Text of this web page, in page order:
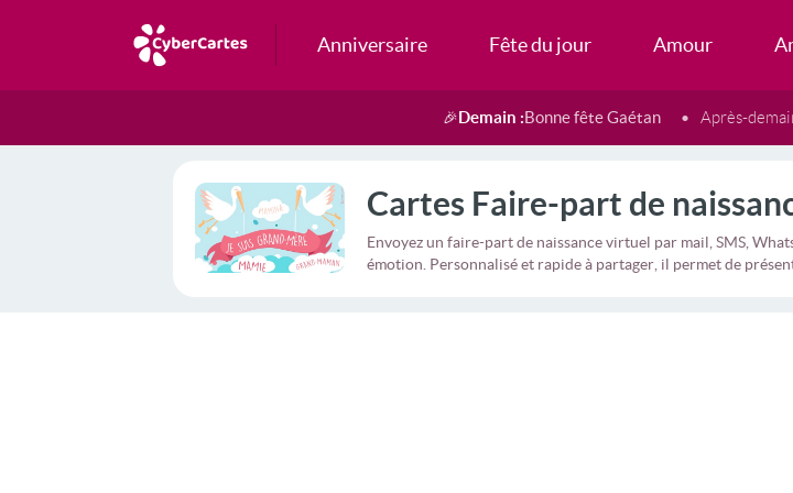
Anniversaire Fête du jour Amour
🎉Demain :Bonne fête Gaétan Après-
Cartes Faire-part de
Envoyez un faire-part de naissance virtuel par mail, SMS,
émotion. Personnalisé et rapide à partager, il permet de